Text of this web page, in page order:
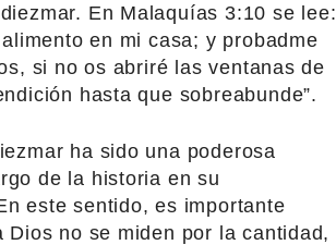
En Malaquías 3:10 se lee:
en mi casa; y probadme
si no os abriré las ventanas de
hasta que sobreabunde”.
ha sido una poderosa
de la historia en su
este sentido, es importante
no se miden por la cantidad,